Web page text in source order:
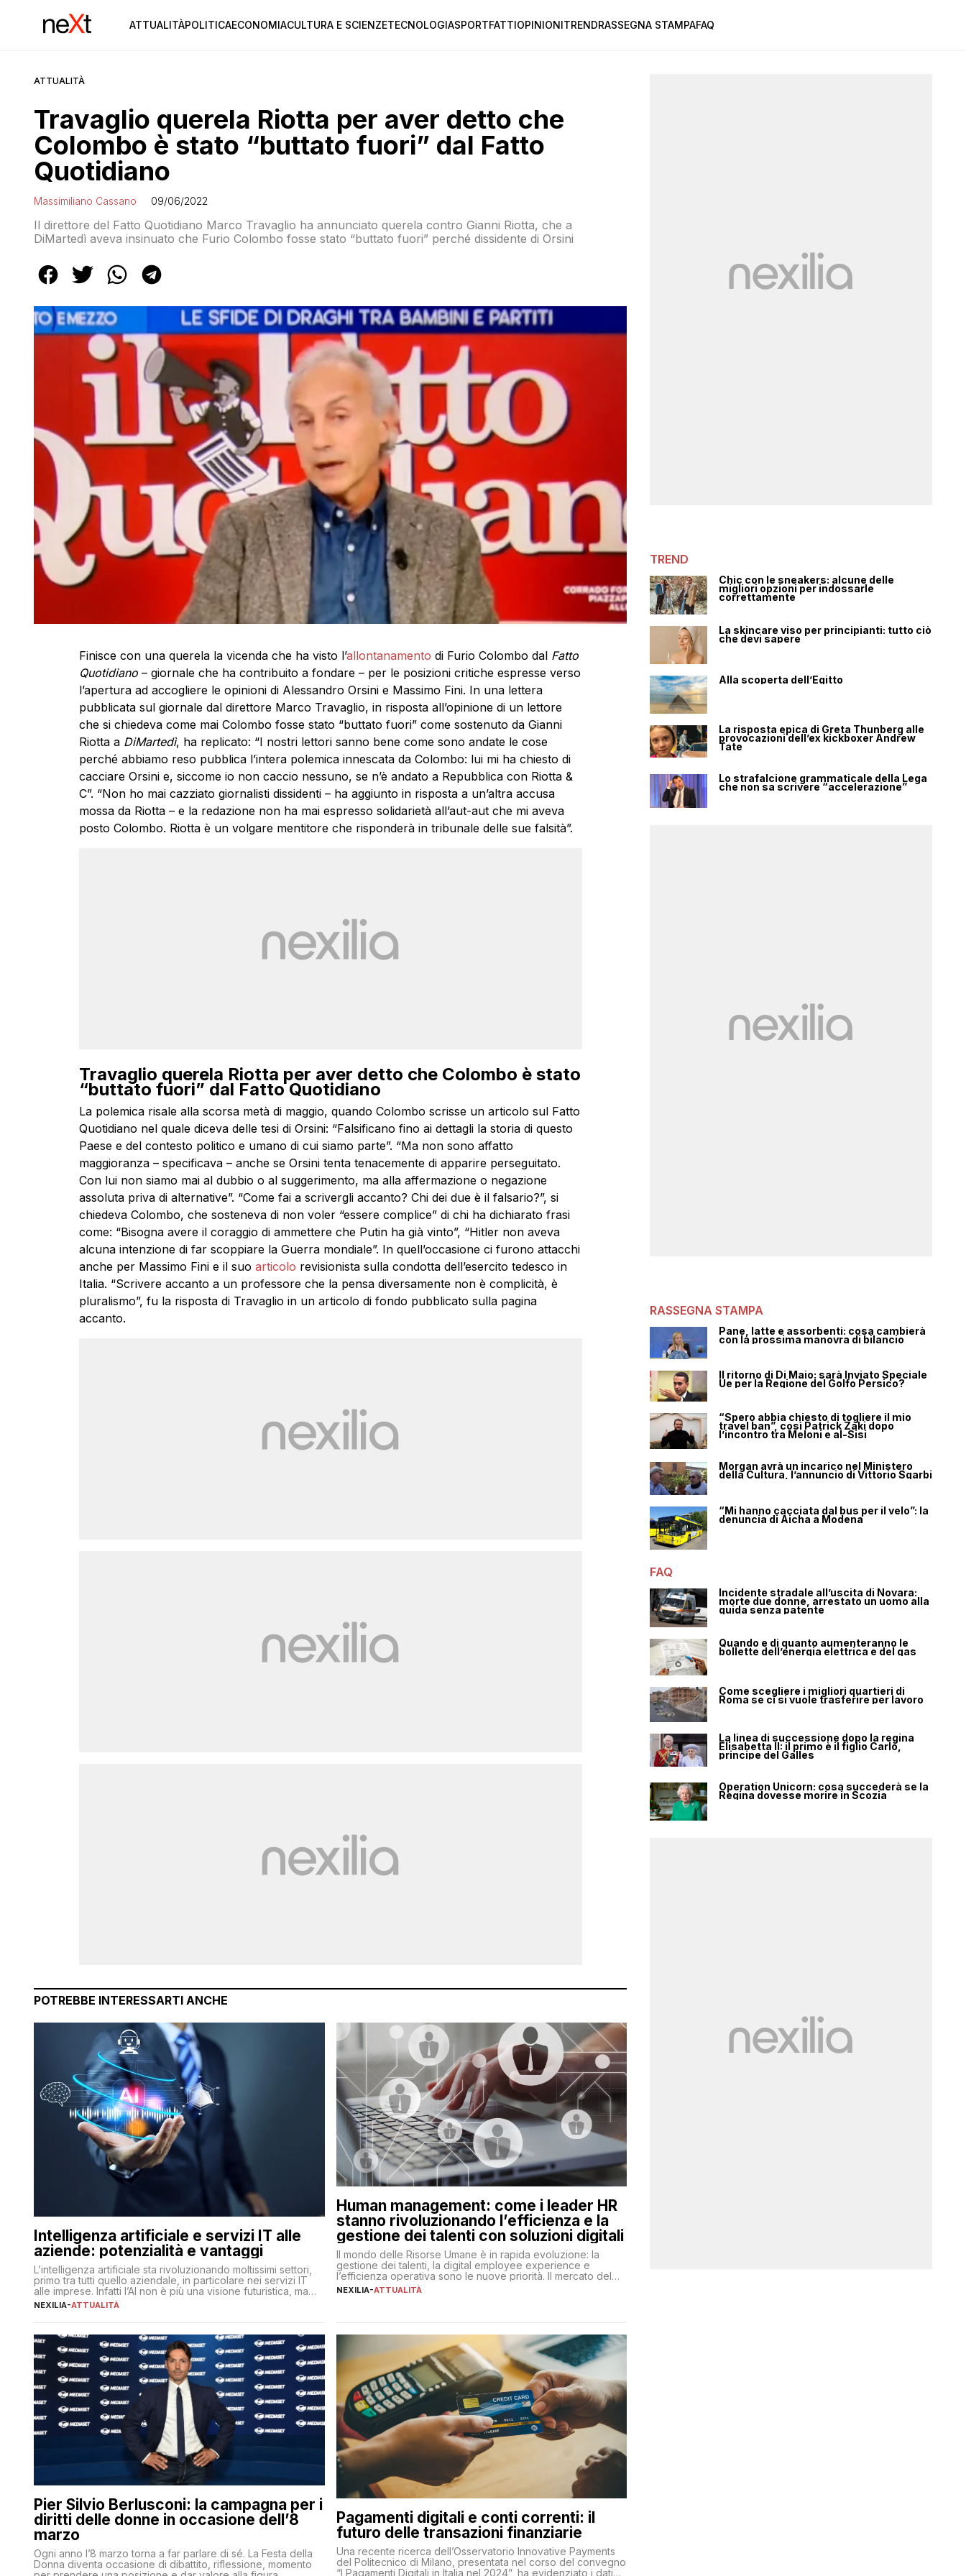
ATTUALITÀPOLITICAECONOMIACULTURA E SCIENZETECNOLOGIASPORTFATTIOPINIONITRENDRASSEGNA STAMPAFAQ
ATTUALITÀ
Travaglio querela Riotta per aver detto che
Colombo è stato “buttato fuori” dal Fatto
Quotidiano
Massimiliano Cassano 09/06/2022
Il direttore del Fatto Quotidiano Marco Travaglio ha annunciato querela contro Gianni Riotta, che a
DiMartedì aveva insinuato che Furio Colombo fosse stato “buttato fuori” perché dissidente di Orsini
Finisce con una querela la vicenda che ha visto l’allontanamento di Furio Colombo dal Fatto
Quotidiano– giornale che ha contribuito a fondare – per le posizioni critiche espresse verso
l’apertura ad accogliere le opinioni di Alessandro Orsini e Massimo Fini. In una lettera
pubblicata sul giornale dal direttore Marco Travaglio, in risposta all’opinione di un lettore
che si chiedeva come mai Colombo fosse stato “buttato fuori” come sostenuto da Gianni
Riotta a DiMartedì, ha replicato: “I nostri lettori sanno bene come sono andate le cose
perché abbiamo reso pubblica l’intera polemica innescata da Colombo: lui mi ha chiesto di
cacciare Orsini e, siccome io non caccio nessuno, se n’è andato a Repubblica con Riotta &
C”. “Non ho mai cazziato giornalisti dissidenti – ha aggiunto in risposta a un’altra accusa
mossa da Riotta – e la redazione non ha mai espresso solidarietà all’aut-aut che mi aveva
posto Colombo. Riotta è un volgare mentitore che risponderà in tribunale delle sue falsità”.
Travaglio querela Riotta per aver detto che Colombo è stato
“buttato fuori” dal Fatto Quotidiano
La polemica risale alla scorsa metà di maggio, quando Colombo scrisse un articolo sul Fatto
Quotidiano nel quale diceva delle tesi di Orsini: “Falsificano fino ai dettagli la storia di questo
Paese e del contesto politico e umano di cui siamo parte”. “Ma non sono affatto
maggioranza – specificava – anche se Orsini tenta tenacemente di apparire perseguitato.
Con lui non siamo mai al dubbio o al suggerimento, ma alla affermazione o negazione
assoluta priva di alternative”. “Come fai a scrivergli accanto? Chi dei due è il falsario?”, si
chiedeva Colombo, che sosteneva di non voler “essere complice” di chi ha dichiarato frasi
come: “Bisogna avere il coraggio di ammettere che Putin ha già vinto”, “Hitler non aveva
alcuna intenzione di far scoppiare la Guerra mondiale”. In quell’occasione ci furono attacchi
anche per Massimo Fini e il suo articolo revisionista sulla condotta dell’esercito tedesco in
Italia. “Scrivere accanto a un professore che la pensa diversamente non è complicità, è
pluralismo”, fu la risposta di Travaglio in un articolo di fondo pubblicato sulla pagina
accanto.
POTREBBE INTERESSARTI ANCHE
Intelligenza artificiale e servizi IT alle
aziende: potenzialità e vantaggi
L’intelligenza artificiale sta rivoluzionando moltissimi settori,
primo tra tutti quello aziendale, in particolare nei servizi IT
alle imprese. Infatti l’AI non è più una visione futuristica, ma
una realtà operativa che sta portando a un cambio
diverse operazioni, bensì comporta […]
NEXILIA-ATTUALITÀ
Human management: come i leader HR
stanno rivoluzionando l’efficienza e la
gestione dei talenti con soluzioni digitali
Il mondo delle Risorse Umane è in rapida evoluzione: la
gestione dei talenti, la digital employee experience e
l’efficienza operativa sono le nuove priorità. Il mercato del
lavoro, d’altra parte, è sempre più competitivo con una lotta
NEXILIA-ATTUALITÀ
Pier Silvio Berlusconi: la campagna per i
diritti delle donne in occasione dell’8
marzo
Ogni anno l’8 marzo torna a far parlare di sé. La Festa della
Donna diventa occasione di dibattito, riflessione, momento
Pagamenti digitali e conti correnti: il
futuro delle transazioni finanziarie
Una recente ricerca dell’Osservatorio Innovative Payments
del Politecnico di Milano, presentata nel corso del convegno
“I Pagamenti Digitali in Italia nel 2024”, ha evidenziato i dati
TREND
Chic con le sneakers: alcune delle
migliori opzioni per indossarle
correttamente
La skincare viso per principianti: tutto ciò
che devi sapere
Alla scoperta dell’Egitto
La risposta epica di Greta Thunberg alle
provocazioni dell’ex kickboxer Andrew
Tate
Lo strafalcione grammaticale della Lega
che non sa scrivere “accelerazione”
RASSEGNA STAMPA
Pane, latte e assorbenti: cosa cambierà
con la prossima manovra di bilancio
Il ritorno di Di Maio: sarà Inviato Speciale
Ue per la Regione del Golfo Persico?
“Spero abbia chiesto di togliere il mio
travel ban”, così Patrick Zaki dopo
l’incontro tra Meloni e al-Sisi
Morgan avrà un incarico nel Ministero
della Cultura, l’annuncio di Vittorio Sgarbi
“Mi hanno cacciata dal bus per il velo”: la
denuncia di Aicha a Modena
FAQ
Incidente stradale all’uscita di Novara:
morte due donne, arrestato un uomo alla
guida senza patente
Quando e di quanto aumenteranno le
bollette dell’energia elettrica e del gas
Come scegliere i migliori quartieri di
Roma se ci si vuole trasferire per lavoro
La linea di successione dopo la regina
Elisabetta II: il primo è il figlio Carlo,
principe del Galles
Operation Unicorn: cosa succederà se la
Regina dovesse morire in Scozia